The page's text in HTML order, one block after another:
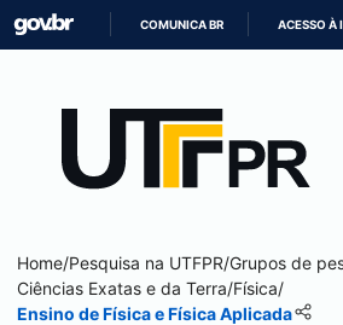
CONTEÚDO
COMUNICA BR ACESSO À
Home/Pesquisa na UTFPR/Grupos de
Ciências Exatas e da Terra/Física/
Ensino de Física e Física Aplicada